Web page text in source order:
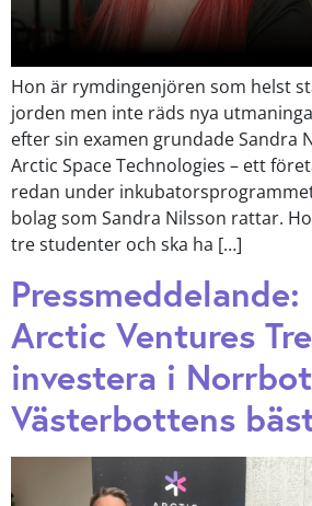
Hon är rymdingenjören som helst
jorden men inte räds nya
efter sin examen grundade Sandra
Arctic Space Technologies – ett
redan under
bolag som Sandra Nilsson rattar.
tre studenter och ska ha […]
Arctic Ventures
investera i
Västerbottens